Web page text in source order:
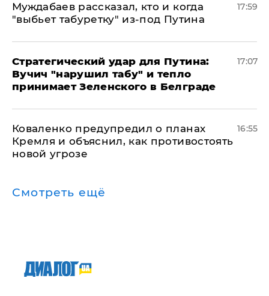
Муждабаев рассказал, кто и когда
"выбьет табуретку" из-под Путина
17:59
Стратегический удар для Путина:
Вучич "нарушил табу" и тепло
принимает Зеленского в Белграде
17:07
Коваленко предупредил о планах
Кремля и объяснил, как противостоять
новой угрозе
16:55
Смотреть ещё